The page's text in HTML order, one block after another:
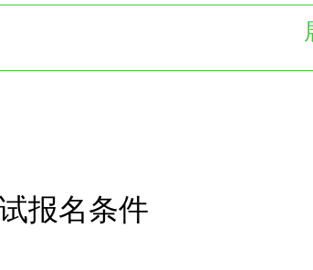
专家、全国名老中医
省名中医9名，市名中
今年以来，医院大力
学流派建设基地1个、
报名条件